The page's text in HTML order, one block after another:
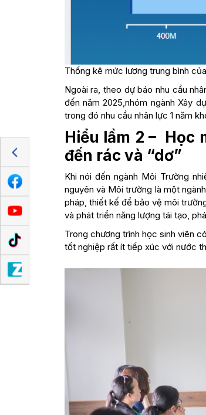
Thống kê mức lương trung bình
Ngoài ra, theo dự báo nhu cầu
đến năm 2025,nhóm ngành Xây
trong đó nhu cầu nhân lực 1 năm
Hiểu lầm 2 – Học
đến rác và “dơ”
Khi nói đến ngành Môi Trường
nguyên và Môi trường là một
pháp, thiết kế để bảo vệ môi
và phát triển năng lượng tái tạo,
Trong chương trình học sinh viên
tốt nghiệp rất ít tiếp xúc với nước